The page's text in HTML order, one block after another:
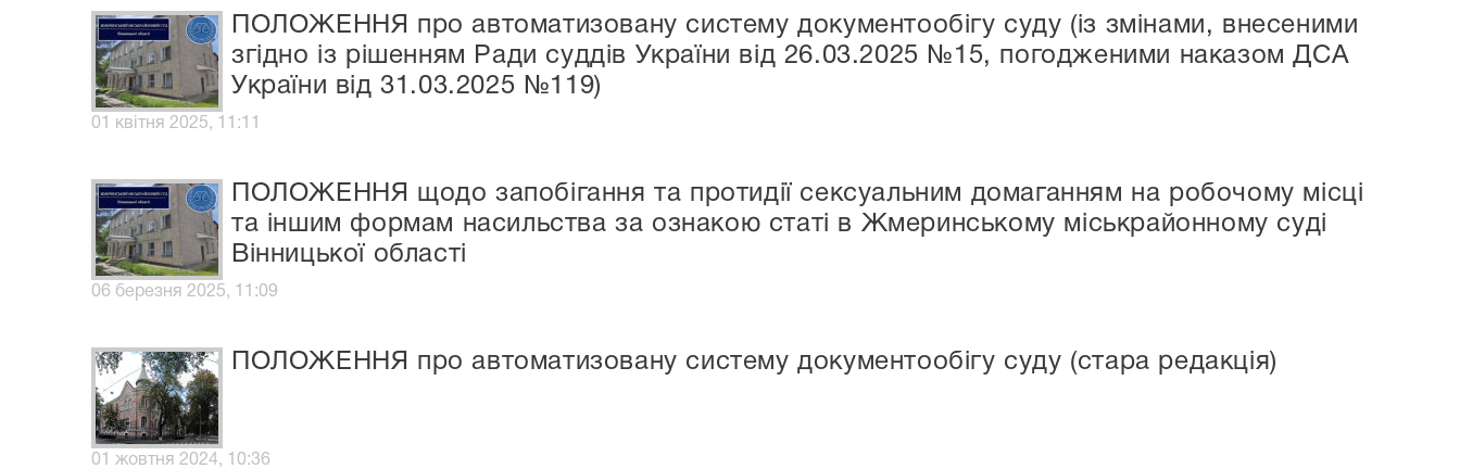
ПОЛОЖЕННЯ про автоматизовану систему документообігу суду (із змінами, внесеними
згідно із рішенням Ради суддів України від 26.03.2025 №15, погодженими наказом ДСА
України від 31.03.2025 №119)
01 квітня 2025, 11:11
ПОЛОЖЕННЯ щодо запобігання та протидії сексуальним домаганням на робочому місці
та іншим формам насильства за ознакою статі в Жмеринському міськрайонному суді
Вінницької області
06 березня 2025, 11:09
ПОЛОЖЕННЯ про автоматизовану систему документообігу суду (стара редакція)
01 жовтня 2024, 10:36